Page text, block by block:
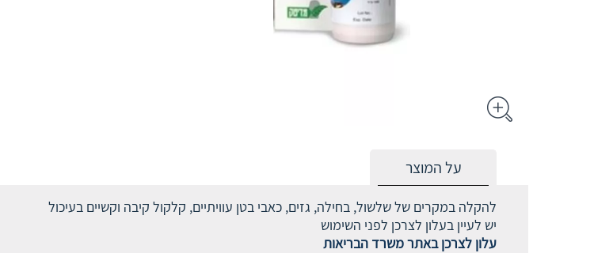
על המוצר
להקלה במקרים של שלשול, בחילה, גזים, כאבי בטן עוויתיים, קלקול קיבה וקשיים בעיכול
יש לעיין בעלון לצרכן לפני השימוש
עלון לצרכן באתר משרד הבריאות